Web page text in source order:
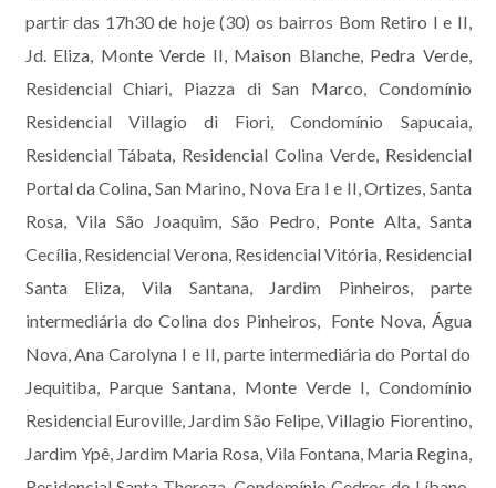
partir das 17h30 de hoje (30) os bairros Bom Retiro I e II,
Jd. Eliza, Monte Verde II, Maison Blanche, Pedra Verde,
Residencial Chiari, Piazza di San Marco, Condomínio
Residencial Villagio di Fiori, Condomínio Sapucaia,
Residencial Tábata, Residencial Colina Verde, Residencial
Portal da Colina, San Marino, Nova Era I e II, Ortizes, Santa
Rosa, Vila São Joaquim, São Pedro, Ponte Alta, Santa
Cecília, Residencial Verona, Residencial Vitória, Residencial
Santa Eliza, Vila Santana, Jardim Pinheiros, parte
intermediária do Colina dos Pinheiros, Fonte Nova, Água
Nova, Ana Carolyna I e II, parte intermediária do Portal do
Jequitiba, Parque Santana, Monte Verde I, Condomínio
Residencial Euroville, Jardim São Felipe, Villagio Fiorentino,
Jardim Ypê, Jardim Maria Rosa, Vila Fontana, Maria Regina,